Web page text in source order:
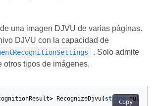
una imagen DJVU de varias páginas.
DJVU con la capacidad de
. Solo admite
otros tipos de imágenes.
Copy
> RecognizeDjvu( string